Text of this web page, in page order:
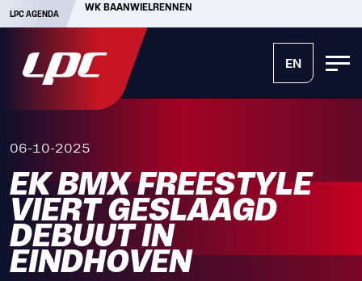
LPC AGENDA
WK BAANWIELRENNEN
EN
06-10-2025
EK BMX FREESTYLE
VIERT GESLAAGD
DEBUUT IN
EINDHOVEN